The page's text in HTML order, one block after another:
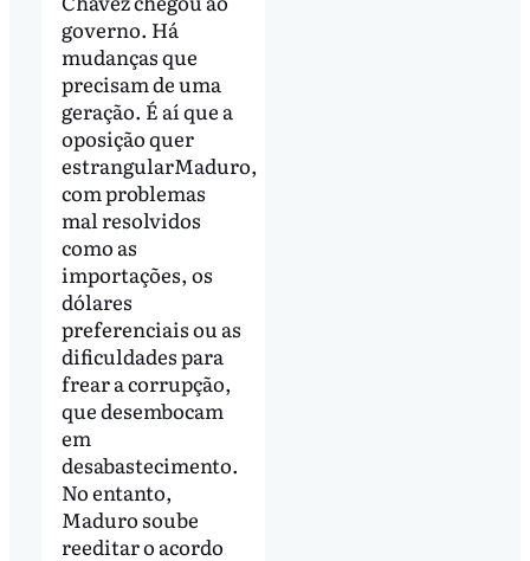
governo. Há
mudanças que
precisam de uma
geração. É aí que a
oposição quer
estrangularMaduro,
com problemas
mal resolvidos
como as
importações, os
dólares
preferenciais ou as
dificuldades para
frear a corrupção,
que desembocam
em
desabastecimento.
No entanto,
Maduro soube
reeditar o acordo